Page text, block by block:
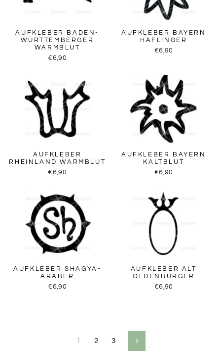
AUFKLEBER BADEN-
WÜRTTEMBERGER
WARMBLUT
€6,90
AUFKLEBER BAYERN
HAFLINGER
€6,90
AUFKLEBER
RHEINLAND WARMBLUT
€6,90
AUFKLEBER BAYERN
KALTBLUT
€6,90
AUFKLEBER SHAGYA-
ARABER
€6,90
AUFKLEBER ALT
OLDENBURGER
€6,90
1 2 3 Vorwärts